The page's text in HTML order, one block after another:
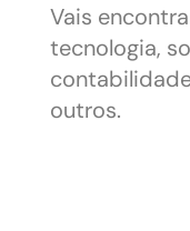
Vais
tecnologia,
outros.